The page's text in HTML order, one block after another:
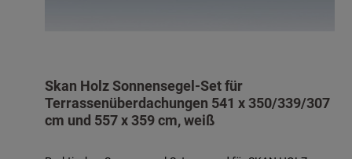
Skan Holz Sonnensegel-Set für
Terrassenüberdachungen 541 x 350/339/307
cm und 557 x 359 cm, weiß